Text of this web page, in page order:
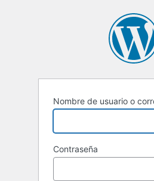
Nombre de usuario o
Contraseña